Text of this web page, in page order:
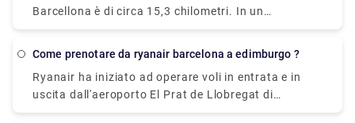
prima del viaggio.
questo rifugio con la nostra guida turistica esperta
completamente immersiva, combina una visita a
uno o tutti gli altri siti menzionati di seguito.
Barcellona è di circa 15,3 chilometri. In un
trasferimento, ci vorranno circa venti minuti. Molte
metodo più conveniente per raggiungere e
dall'aeroporto alla tua nave. Per prenotare un
trasferimento per un viaggio facile e confortevole,
visita Rydeu oggi!
Come prenotare da ryanair barcelona a edimburgo ?
Ryanair ha iniziato ad operare voli in entrata e in
uscita dall'aeroporto El Prat de Llobregat di
Barcellona, il principale aeroporto della città. Ryan